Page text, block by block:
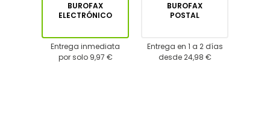
BUROFAX
ELECTRÓNICO
Entrega inmediata
por solo 9,97 €
BUROFAX
POSTAL
Entrega en 1 a 2 días
desde 24,98 €